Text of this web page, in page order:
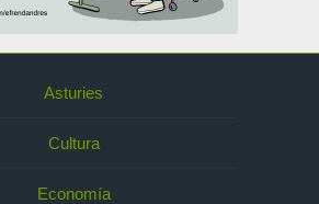
Asturies
Cultura
Economía